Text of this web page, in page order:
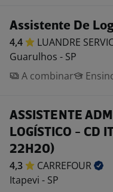
Assistente De
4,4 LUANDRE
Guarulhos - SP
A combinar
ASSISTENTE
LOGÍSTICO - CD
22H20)
4,3
CARREFOUR
Itapevi - SP